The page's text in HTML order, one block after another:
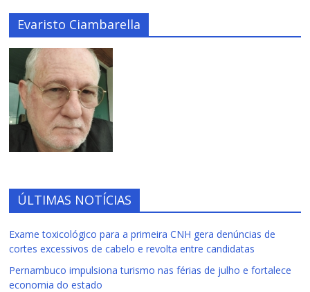
Evaristo Ciambarella
ÚLTIMAS NOTÍCIAS
Exame toxicológico para a primeira CNH gera denúncias de
cortes excessivos de cabelo e revolta entre candidatas
Pernambuco impulsiona turismo nas férias de julho e fortalece
economia do estado